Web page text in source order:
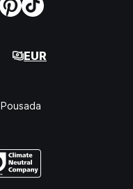
EUR
Pousada